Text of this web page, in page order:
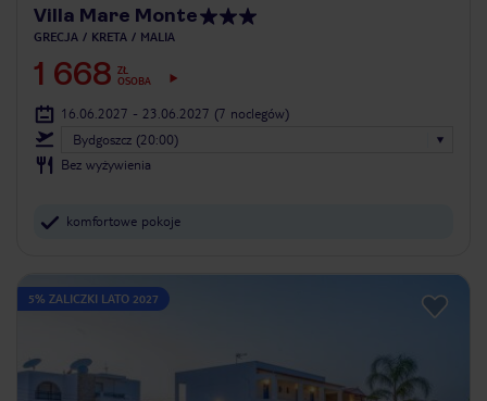
Villa Mare Monte
GRECJA KRETA MALIA
1 668 ZŁ
OSOBA
16.06.2027 - 23.06.2027 (7 noclegów)
Bydgoszcz (20:00)
Bez wyżywienia
komfortowe pokoje
5% ZALICZKI LATO 2027